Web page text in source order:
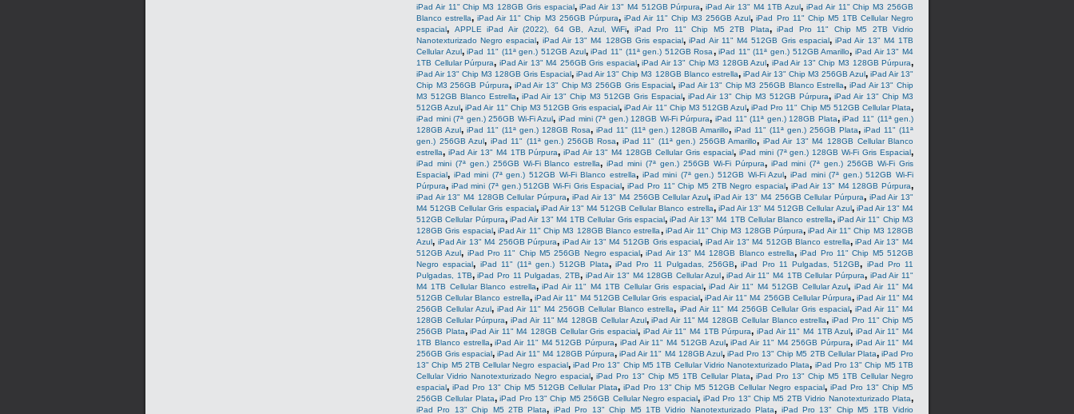
iPad Air 11" Chip M3 128GB Gris espacial,iPad Air 13" M4 512GB Púrpura,iPad Air 13" M4 1TB Azul,iPad Air 11" Chip M3 256GB
Blanco estrella,iPad Air 11" Chip M3 256GB Púrpura, iPad Air 11" Chip M3 256GB Azul,iPad Pro 11" Chip M5 1TB Cellular Negro
espacial, APPLE iPad Air (2022), 64 GB, Azul, WiFi, iPad Pro 11" Chip M5 2TB Plata, iPad Pro 11" Chip M5 2TB Vidrio
Nanotexturizado Negro espacial, iPad Air 13" M4 128GB Gris espacial,iPad Air 11" M4 512GB Gris espacial,iPad Air 13" M4 1TB
Cellular Azul,iPad 11" (11ª gen.) 512GB Azul,iPad 11" (11ª gen.) 512GB Rosa,iPad 11" (11ª gen.) 512GB Amarillo,iPad Air 13" M4
1TB Cellular Púrpura, iPad Air 13" M4 256GB Gris espacial,iPad Air 13" Chip M3 128GB Azul, iPad Air 13" Chip M3 128GB Púrpura,
iPad Air 13" Chip M3 128GB Gris Espacial,iPad Air 13" Chip M3 128GB Blanco estrella, iPad Air 13" Chip M3 256GB Azul, iPad Air 13"
Chip M3 256GB Púrpura, iPad Air 13" Chip M3 256GB Gris Espacial, iPad Air 13" Chip M3 256GB Blanco Estrella,iPad Air 13" Chip
M3 512GB Blanco Estrella, iPad Air 13" Chip M3 512GB Gris Espacial, iPad Air 13" Chip M3 512GB Púrpura,iPad Air 13" Chip M3
512GB Azul,iPad Air 11" Chip M3 512GB Gris espacial,iPad Air 11" Chip M3 512GB Azul,iPad Pro 11" Chip M5 512GB Cellular Plata,
iPad mini (7ª gen.) 256GB Wi-Fi Azul, iPad mini (7ª gen.) 128GB Wi-Fi Púrpura, iPad 11" (11ª gen.) 128GB Plata,iPad 11" (11ª gen.)
128GB Azul, iPad 11" (11ª gen.) 128GB Rosa, iPad 11" (11ª gen.) 128GB Amarillo, iPad 11" (11ª gen.) 256GB Plata, iPad 11" (11ª
gen.) 256GB Azul, iPad 11" (11ª gen.) 256GB Rosa, iPad 11" (11ª gen.) 256GB Amarillo, iPad Air 13" M4 128GB Cellular Blanco
estrella, iPad Air 13" M4 1TB Púrpura,iPad Air 13" M4 128GB Cellular Gris espacial, iPad mini (7ª gen.) 128GB Wi-Fi Gris Espacial,
iPad mini (7ª gen.) 256GB Wi-Fi Blanco estrella,iPad mini (7ª gen.) 256GB Wi-Fi Púrpura, iPad mini (7ª gen.) 256GB Wi-Fi Gris
Espacial, iPad mini (7ª gen.) 512GB Wi-Fi Blanco estrella, iPad mini (7ª gen.) 512GB Wi-Fi Azul, iPad mini (7ª gen.) 512GB Wi-Fi
Púrpura, iPad mini (7ª gen.) 512GB Wi-Fi Gris Espacial,iPad Pro 11" Chip M5 2TB Negro espacial, iPad Air 13" M4 128GB Púrpura,
iPad Air 13" M4 128GB Cellular Púrpura, iPad Air 13" M4 256GB Cellular Azul, iPad Air 13" M4 256GB Cellular Púrpura, iPad Air 13"
M4 512GB Cellular Gris espacial, iPad Air 13" M4 512GB Cellular Blanco estrella, iPad Air 13" M4 512GB Cellular Azul, iPad Air 13" M4
512GB Cellular Púrpura, iPad Air 13" M4 1TB Cellular Gris espacial,iPad Air 13" M4 1TB Cellular Blanco estrella, iPad Air 11" Chip M3
128GB Gris espacial,iPad Air 11" Chip M3 128GB Blanco estrella, iPad Air 11" Chip M3 128GB Púrpura,iPad Air 11" Chip M3 128GB
Azul, iPad Air 13" M4 256GB Púrpura, iPad Air 13" M4 512GB Gris espacial, iPad Air 13" M4 512GB Blanco estrella,iPad Air 13" M4
512GB Azul, iPad Pro 11" Chip M5 256GB Negro espacial,iPad Air 13" M4 128GB Blanco estrella,iPad Pro 11" Chip M5 512GB
Negro espacial, iPad 11" (11ª gen.) 512GB Plata, iPad Pro 11 Pulgadas, 256GB,iPad Pro 11 Pulgadas, 512GB, iPad Pro 11
Pulgadas, 1TB,iPad Pro 11 Pulgadas, 2TB, iPad Air 13" M4 128GB Cellular Azul,iPad Air 11" M4 1TB Cellular Púrpura, iPad Air 11"
M4 1TB Cellular Blanco estrella,iPad Air 11" M4 1TB Cellular Gris espacial,iPad Air 11" M4 512GB Cellular Azul, iPad Air 11" M4
512GB Cellular Blanco estrella, iPad Air 11" M4 512GB Cellular Gris espacial, iPad Air 11" M4 256GB Cellular Púrpura,iPad Air 11" M4
256GB Cellular Azul,iPad Air 11" M4 256GB Cellular Blanco estrella, iPad Air 11" M4 256GB Cellular Gris espacial, iPad Air 11" M4
128GB Cellular Púrpura,iPad Air 11" M4 128GB Cellular Azul,iPad Air 11" M4 128GB Cellular Blanco estrella,iPad Pro 11" Chip M5
256GB Plata,iPad Air 11" M4 128GB Cellular Gris espacial, iPad Air 11" M4 1TB Púrpura, iPad Air 11" M4 1TB Azul,iPad Air 11" M4
1TB Blanco estrella,iPad Air 11" M4 512GB Púrpura, iPad Air 11" M4 512GB Azul,iPad Air 11" M4 256GB Púrpura, iPad Air 11" M4
256GB Gris espacial,iPad Air 11" M4 128GB Púrpura,iPad Air 11" M4 128GB Azul, iPad Pro 13" Chip M5 2TB Cellular Plata, iPad Pro
13" Chip M5 2TB Cellular Negro espacial, iPad Pro 13" Chip M5 1TB Cellular Vidrio Nanotexturizado Plata, iPad Pro 13" Chip M5 1TB
Cellular Vidrio Nanotexturizado Negro espacial, iPad Pro 13" Chip M5 1TB Cellular Plata, iPad Pro 13" Chip M5 1TB Cellular Negro
espacial, iPad Pro 13" Chip M5 512GB Cellular Plata, iPad Pro 13" Chip M5 512GB Cellular Negro espacial,iPad Pro 13" Chip M5
256GB Cellular Plata,iPad Pro 13" Chip M5 256GB Cellular Negro espacial, iPad Pro 13" Chip M5 2TB Vidrio Nanotexturizado Plata,
iPad Pro 13" Chip M5 2TB Plata, iPad Pro 13" Chip M5 1TB Vidrio Nanotexturizado Plata, iPad Pro 13" Chip M5 1TB Vidrio